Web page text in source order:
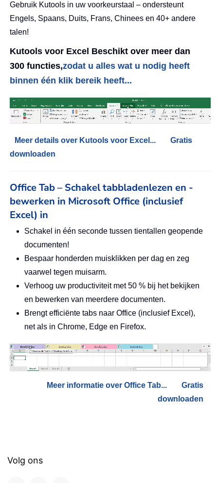
Gebruik Kutools in uw voorkeurstaal – ondersteunt
Engels, Spaans, Duits, Frans, Chinees en 40+ andere
talen!
Kutools voor Excel Beschikt over meer dan
300 functies,zodat u alles wat u nodig heeft
binnen één klik bereik heeft...
Meer details over Kutools voor Excel...
Gratis
downloaden
Office Tab – Schakel tabbladenlezen en -
bewerken in Microsoft Office (inclusief
Excel) in
Schakel in één seconde tussen tientallen geopende
documenten!
Bespaar honderden muisklikken per dag en zeg
vaarwel tegen muisarm.
Verhoog uw productiviteit met 50 % bij het bekijken
en bewerken van meerdere documenten.
Brengt efficiënte tabs naar Office (inclusief Excel),
net als in Chrome, Edge en Firefox.
Meer informatie over Office Tab...
Gratis
downloaden
Volg ons